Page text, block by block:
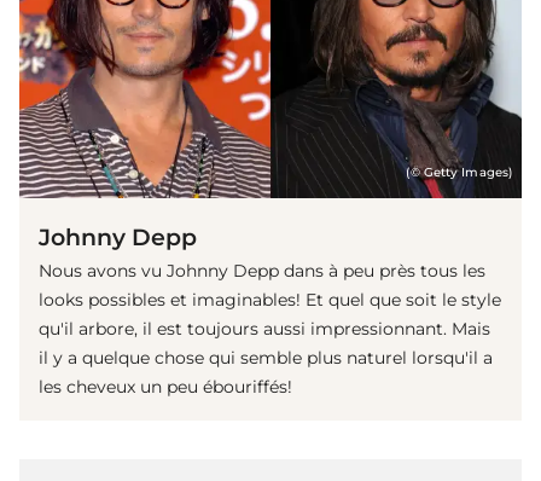
(© Getty Images)
Johnny Depp
Nous avons vu Johnny Depp dans à peu près tous les
looks possibles et imaginables! Et quel que soit le style
qu'il arbore, il est toujours aussi impressionnant. Mais
il y a quelque chose qui semble plus naturel lorsqu'il a
les cheveux un peu ébouriffés!